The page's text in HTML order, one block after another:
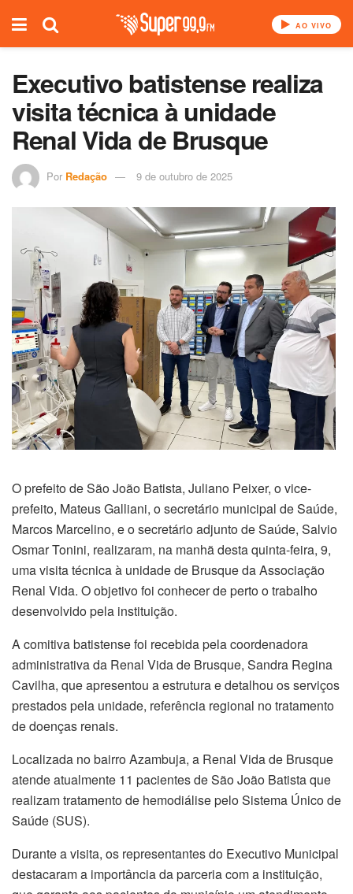
AO VIVO
Executivo batistense realiza
visita técnica à unidade
Renal Vida de Brusque
Por Redação 9 de outubro de 2025
O prefeito de São João Batista, Juliano Peixer, o vice-
prefeito, Mateus Galliani, o secretário municipal de Saúde,
Marcos Marcelino, e o secretário adjunto de Saúde, Salvio
Osmar Tonini, realizaram, na manhã desta quinta-feira, 9,
uma visita técnica à unidade de Brusque da Associação
Renal Vida. O objetivo foi conhecer de perto o trabalho
desenvolvido pela instituição.
A comitiva batistense foi recebida pela coordenadora
administrativa da Renal Vida de Brusque, Sandra Regina
Cavilha, que apresentou a estrutura e detalhou os serviços
prestados pela unidade, referência regional no tratamento
de doenças renais.
Localizada no bairro Azambuja, a Renal Vida de Brusque
atende atualmente 11 pacientes de São João Batista que
realizam tratamento de hemodiálise pelo Sistema Único de
Saúde (SUS).
Durante a visita, os representantes do Executivo Municipal
destacaram a importância da parceria com a instituição,